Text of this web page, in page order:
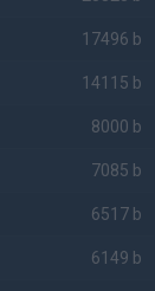
17496 b
14115 b
8000 b
7085 b
6517 b
6149 b